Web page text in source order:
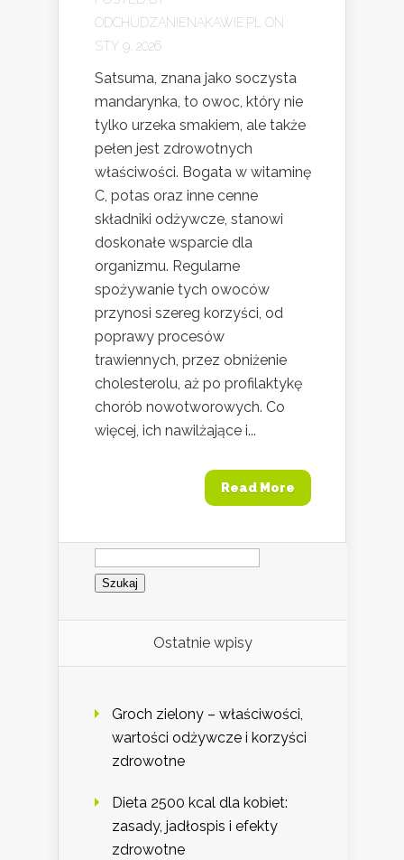
ODCHUDZANIENAKAWIE.PL
ON
STY 9, 2026
Satsuma, znana jako soczysta
mandarynka, to owoc, który nie
tylko urzeka smakiem, ale także
pełen jest zdrowotnych
właściwości. Bogata w witaminę
C, potas oraz inne cenne
składniki odżywcze, stanowi
doskonałe wsparcie dla
organizmu. Regularne
spożywanie tych owoców
przynosi szereg korzyści, od
poprawy procesów
trawiennych, przez obniżenie
cholesterolu, aż po profilaktykę
chorób nowotworowych. Co
więcej, ich nawilżające i...
Read More
Szukaj:
Ostatnie wpisy
Groch zielony – właściwości,
wartości odżywcze i korzyści
zdrowotne
Dieta 2500 kcal dla kobiet:
zasady, jadłospis i efekty
zdrowotne